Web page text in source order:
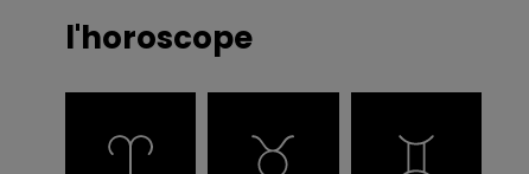
l'horoscope